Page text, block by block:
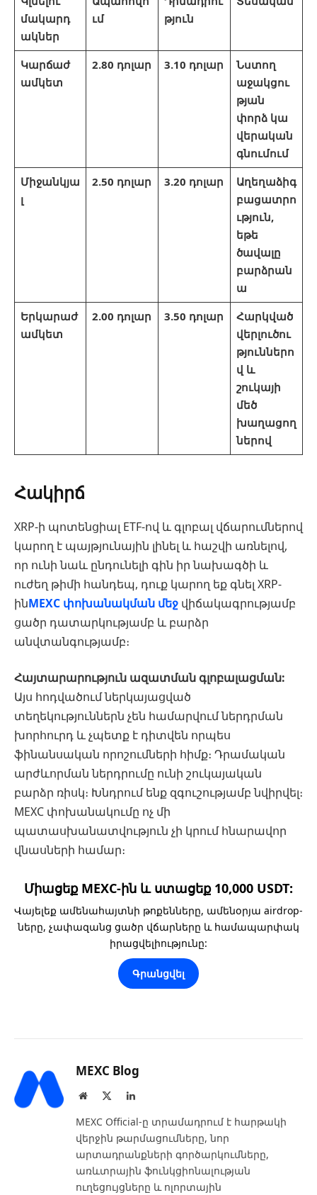
մակարդ
ակներ
ւմ
թյուն
Կարճաժ
ամկետ
2.80 դոլար 3.10 դոլար
Նստող
աջակցու
թյան
փորձ կա
վերական
գնումում
Միջանկյա
լ
2.50 դոլար 3.20 դոլար
Աղեղաձիգ
բացատրո
ւթյուն,
եթե
ծավալը
բարձրան
ա
Երկարաժ
ամկետ
2.00 դոլար 3.50 դոլար
Հարկված
վերլուծու
թյուններո
վ և
շուկայի
մեծ
խաղացող
ներով
Հակիրճ
XRP-ի պոտենցիալ ETF-ով և գլոբալ վճարումներով
կարող է պայթյունային լինել և հաշվի առնելով,
որ ունի նաև ընդունելի գին իր նախագծի և
ուժեղ թիմի հանդեպ, դուք կարող եք գնել XRP-
ինMEXC փոխանակման մեջ վիճակագրությամբ
ցածր դատարկությամբ և բարձր
անվտանգությամբ։
Հայտարարություն ազատման գլոբալացման:
Այս հոդվածում ներկայացված
տեղեկություններն չեն համարվում ներդրման
խորհուրդ և չպետք է դիտվեն որպես
ֆինանսական որոշումների հիմք։ Դրամական
արժևորման ներդրումը ունի շուկայական
բարձր ռիսկ։ Խնդրում ենք զգուշությամբ նվիրվել։
MEXC փոխանակումը ոչ մի
պատասխանատվություն չի կրում հնարավոր
վնասների համար։
Միացեք MEXC-ին և ստացեք 10,000 USDT:
Վայելեք ամենահայտնի թոքենները, ամենօրյա airdrop-
ները, չափազանց ցածր վճարները և համապարփակ
իրացվելիությունը:
Գրանցվել
MEXC Blog
Website LinkedIn
MEXC Official-ը տրամադրում է հարթակի
վերջին թարմացումները, նոր
արտադրանքների գործարկումները,
առևտրային ֆունկցիոնալության
ուղեցույցները և ոլորտային